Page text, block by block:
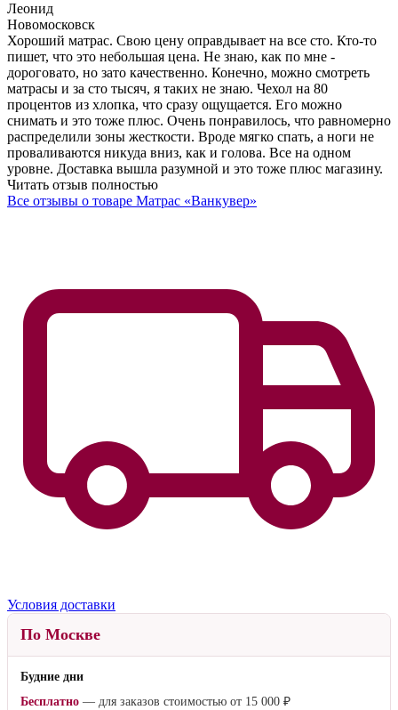
Леонид
Новомосковск
Хороший матрас. Свою цену оправдывает на все сто. Кто-то
пишет, что это небольшая цена. Не знаю, как по мне -
дороговато, но зато качественно. Конечно, можно смотреть
матрасы и за сто тысяч, я таких не знаю. Чехол на 80
процентов из хлопка, что сразу ощущается. Его можно
снимать и это тоже плюс. Очень понравилось, что равномерно
распределили зоны жесткости. Вроде мягко спать, а ноги не
проваливаются никуда вниз, как и голова. Все на одном
уровне. Доставка вышла разумной и это тоже плюс магазину.
Читать отзыв полностью
Все отзывы о товаре Матрас «Ванкувер»
Условия доставки
По Москве
Будние дни
Бесплатно — для заказов стоимостью от 15 000 ₽